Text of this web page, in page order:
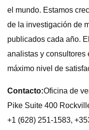
el mundo. Estamos
de la investigación de
publicados cada año.
analistas y consultores
máximo nivel de
Contacto:Oficina de
Pike Suite 400
+1 (628) 251-1583,